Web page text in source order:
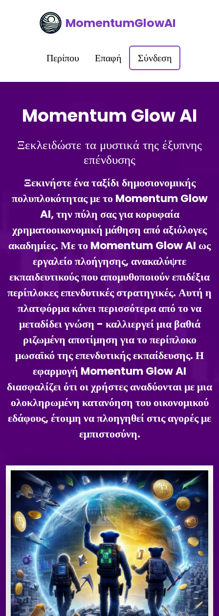
MomentumGlowAI
Περίπου Επαφή Σύνδεση
Momentum Glow AI
Ξεκλειδώστε τα μυστικά της έξυπνης
επένδυσης
Ξεκινήστε ένα ταξίδι δημοσιονομικής
πολυπλοκότητας με το Momentum Glow
AI, την πύλη σας για κορυφαία
χρηματοοικονομική μάθηση από αξιόλογες
ακαδημίες. Με το Momentum Glow AI ως
εργαλείο πλοήγησης, ανακαλύψτε
εκπαιδευτικούς που απομυθοποιούν επιδέξια
περίπλοκες επενδυτικές στρατηγικές. Αυτή η
πλατφόρμα κάνει περισσότερα από το να
μεταδίδει γνώση - καλλιεργεί μια βαθιά
ριζωμένη αποτίμηση για το περίπλοκο
μωσαϊκό της επενδυτικής εκπαίδευσης. Η
εφαρμογή Momentum Glow AI
διασφαλίζει ότι οι χρήστες αναδύονται με μια
ολοκληρωμένη κατανόηση του οικονομικού
εδάφους, έτοιμη να πλοηγηθεί στις αγορές με
εμπιστοσύνη.